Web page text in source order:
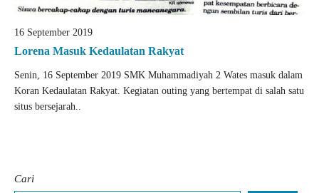
16 September 2019
Lorena Masuk Kedaulatan Rakyat
Senin, 16 September 2019 SMK Muhammadiyah 2 Wates masuk dalam
Koran Kedaulatan Rakyat. Kegiatan outing yang bertempat di salah satu
situs bersejarah..
Cari